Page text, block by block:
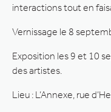
interactions tout en
Vernissage le 8
Exposition les 9 et 10
des artistes.
Lieu : L’Annexe, rue